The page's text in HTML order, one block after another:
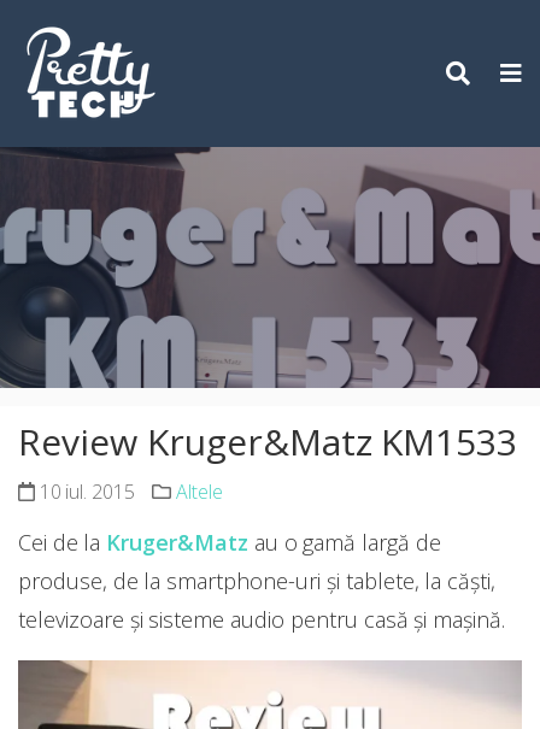
content
Review Kruger&Matz KM1533
10 iul. 2015 Altele
Cei de la Kruger&Matz au o gamă largă de
produse, de la smartphone-uri și tablete, la căști,
televizoare și sisteme audio pentru casă și mașină.